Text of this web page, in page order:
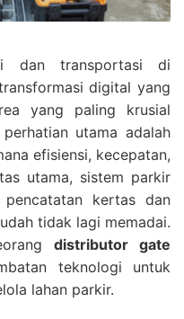
dan transportasi di
digital yang
yang paling krusial
utama adalah
efisiensi, kecepatan,
utama, sistem parkir
pencatatan kertas dan
tidak lagi memadai.
distributor gate
teknologi untuk
lahan parkir.